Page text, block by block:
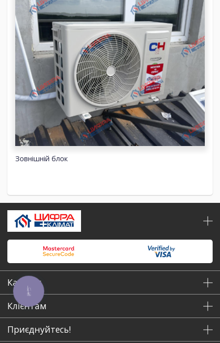
Зовнішній блок
Каталог
Клієнтам
Приєднуйтесь!
КНОПКА
ЗВ'ЯЗКУ